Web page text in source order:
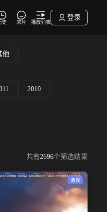
史 求片 播放列表
登录
他
2010
共有2696个筛选结果
蓝光